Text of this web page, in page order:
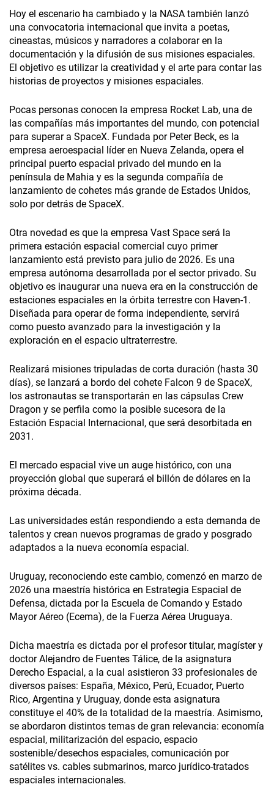
Hoy el escenario ha cambiado y la NASA también lanzó
una convocatoria internacional que invita a poetas,
cineastas, músicos y narradores a colaborar en la
documentación y la difusión de sus misiones espaciales.
El objetivo es utilizar la creatividad y el arte para contar las
historias de proyectos y misiones espaciales.
Pocas personas conocen la empresa Rocket Lab, una de
las compañías más importantes del mundo, con potencial
para superar a SpaceX. Fundada por Peter Beck, es la
empresa aeroespacial líder en Nueva Zelanda, opera el
principal puerto espacial privado del mundo en la
península de Mahia y es la segunda compañía de
lanzamiento de cohetes más grande de Estados Unidos,
solo por detrás de SpaceX.
Otra novedad es que la empresa Vast Space será la
primera estación espacial comercial cuyo primer
lanzamiento está previsto para julio de 2026. Es una
empresa autónoma desarrollada por el sector privado. Su
objetivo es inaugurar una nueva era en la construcción de
estaciones espaciales en la órbita terrestre con Haven-1.
Diseñada para operar de forma independiente, servirá
como puesto avanzado para la investigación y la
exploración en el espacio ultraterrestre.
Realizará misiones tripuladas de corta duración (hasta 30
días), se lanzará a bordo del cohete Falcon 9 de SpaceX,
los astronautas se transportarán en las cápsulas Crew
Dragon y se perfila como la posible sucesora de la
Estación Espacial Internacional, que será desorbitada en
2031.
El mercado espacial vive un auge histórico, con una
proyección global que superará el billón de dólares en la
próxima década.
Las universidades están respondiendo a esta demanda de
talentos y crean nuevos programas de grado y posgrado
adaptados a la nueva economía espacial.
Uruguay, reconociendo este cambio, comenzó en marzo de
2026 una maestría histórica en Estrategia Espacial de
Defensa, dictada por la Escuela de Comando y Estado
Mayor Aéreo (Ecema), de la Fuerza Aérea Uruguaya.
Dicha maestría es dictada por el profesor titular, magíster y
doctor Alejandro de Fuentes Tálice, de la asignatura
Derecho Espacial, a la cual asistieron 33 profesionales de
diversos países: España, México, Perú, Ecuador, Puerto
Rico, Argentina y Uruguay, donde esta asignatura
constituye el 40% de la totalidad de la maestría. Asimismo,
se abordaron distintos temas de gran relevancia: economía
espacial, militarización del espacio, espacio
sostenible/desechos espaciales, comunicación por
satélites vs. cables submarinos, marco jurídico-tratados
espaciales internacionales.